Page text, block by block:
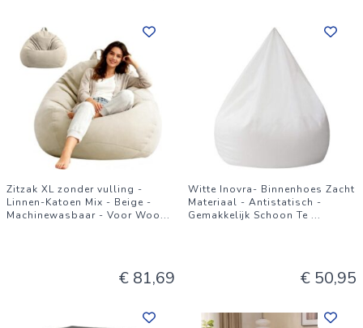
Zitzak XL zonder vulling -
Linnen-Katoen Mix - Beige -
Machinewasbaar - Voor Woo...
€ 81,69
Witte Inovra- Binnenhoes Zacht
Materiaal - Antistatisch -
Gemakkelijk Schoon Te ...
€ 50,95